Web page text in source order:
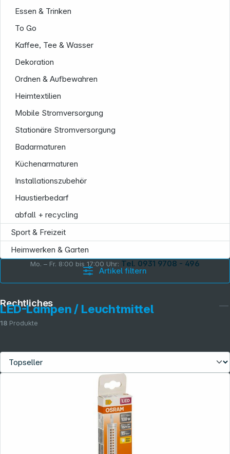
Mo. – Fr. 8:00 bis 17:00 Uhr: Tel. 0931 9708 - 496
Essen & Trinken
To Go
Kaffee, Tee & Wasser
Dekoration
Ordnen & Aufbewahren
Heimtextilien
Mobile Stromversorgung
Stationäre Stromversorgung
Badarmaturen
Küchenarmaturen
Installationszubehör
Haustierbedarf
abfall + recycling
Sport & Freizeit
Heimwerken & Garten
Artikel filtern
LED-Lampen / Leuchtmittel
18 Produkte
Rechtliches